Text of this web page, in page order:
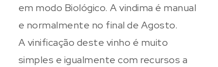
em modo Biológico. A vindima é manual
e normalmente no final de Agosto.
A vinificação deste vinho é muito
simples e igualmente com recursos a